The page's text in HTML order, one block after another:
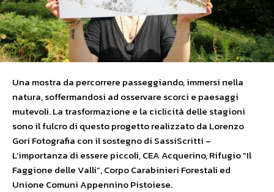
Una mostra da percorrere passeggiando, immersi nella
natura, soffermandosi ad osservare scorci e paesaggi
mutevoli. La trasformazione e la ciclicità delle stagioni
sono il fulcro di questo progetto realizzato da Lorenzo
Gori Fotografia con il sostegno di SassiScritti –
L’importanza di essere piccoli, CEA Acquerino, Rifugio “Il
Faggione delle Valli”, Corpo Carabinieri Forestali ed
Unione Comuni Appennino Pistoiese.